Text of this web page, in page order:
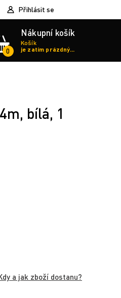
Přihlásit se
0
Nákupní košík
Košík
je zatím prázdný...
bílá, 1
a jak zboží dostanu?